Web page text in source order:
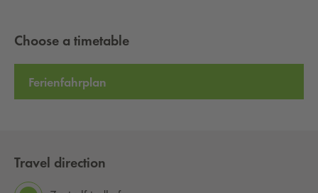
Choose a timetable
Ferienfahrplan
Travel direction